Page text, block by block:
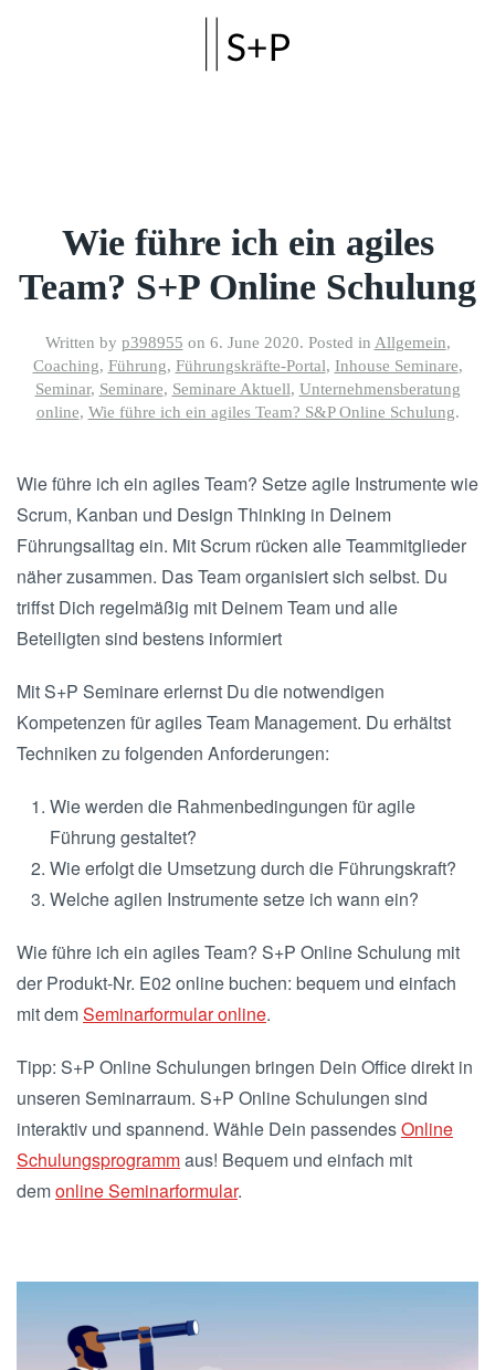
Wie führe ich ein agiles
Team? S+P Online Schulung
Written by p398955 on 6. June 2020. Posted in Allgemein,
Coaching, Führung, Führungskräfte-Portal, Inhouse Seminare,
Seminar, Seminare, Seminare Aktuell, Unternehmensberatung
online, Wie führe ich ein agiles Team? S&P Online Schulung.
Wie führe ich ein agiles Team? Setze agile Instrumente wie
Scrum, Kanban und Design Thinking in Deinem
Führungsalltag ein. Mit Scrum rücken alle Teammitglieder
näher zusammen. Das Team organisiert sich selbst. Du
triffst Dich regelmäßig mit Deinem Team und alle
Beteiligten sind bestens informiert
Mit S+P Seminare erlernst Du die notwendigen
Kompetenzen für agiles Team Management. Du erhältst
Techniken zu folgenden Anforderungen:
Wie werden die Rahmenbedingungen für agile
Führung gestaltet?
Wie erfolgt die Umsetzung durch die Führungskraft?
Welche agilen Instrumente setze ich wann ein?
Wie führe ich ein agiles Team? S+P Online Schulung mit
der Produkt-Nr. E02 online buchen: bequem und einfach
mit demSeminarformular online.
Tipp: S+P Online Schulungen bringen Dein Office direkt in
unseren Seminarraum. S+P Online Schulungen sind
interaktiv und spannend. Wähle Dein passendesOnline
Schulungsprogrammaus! Bequem und einfach mit
demonline Seminarformular.